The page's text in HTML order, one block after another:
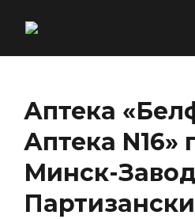
Аптека
Аптека N16»
Минск-